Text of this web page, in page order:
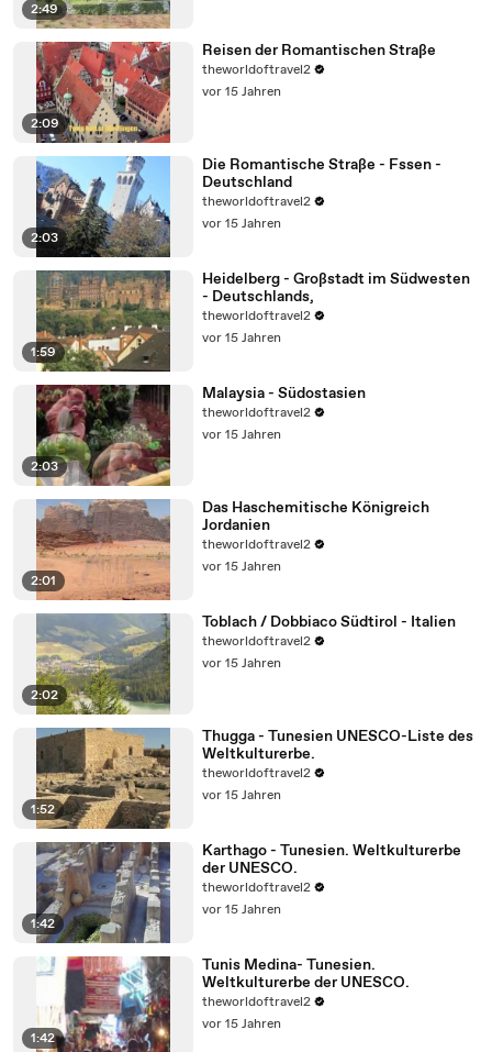
2:49
2:09
Reisen der Romantischen Straße
theworldoftravel2
vor 15 Jahren
2:03
Die Romantische Straße - Fssen -
Deutschland
theworldoftravel2
vor 15 Jahren
1:59
Heidelberg - Großstadt im Südwesten
- Deutschlands,
theworldoftravel2
vor 15 Jahren
2:03
Malaysia - Südostasien
theworldoftravel2
vor 15 Jahren
2:01
Das Haschemitische Königreich
Jordanien
theworldoftravel2
vor 15 Jahren
2:02
Toblach / Dobbiaco Südtirol - Italien
theworldoftravel2
vor 15 Jahren
1:52
Thugga - Tunesien UNESCO-Liste des
Weltkulturerbe.
theworldoftravel2
vor 15 Jahren
1:42
Karthago - Tunesien. Weltkulturerbe
der UNESCO.
theworldoftravel2
vor 15 Jahren
1:42
Tunis Medina- Tunesien.
Weltkulturerbe der UNESCO.
theworldoftravel2
vor 15 Jahren